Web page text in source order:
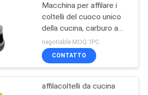
Macchina per affilare i
coltelli del cuoco unico
della cucina, carburo a
due fasi ed affilatrice
ceramica
negotiable MOQ:1PC
CONTATTO
affilacoltelli da cucina